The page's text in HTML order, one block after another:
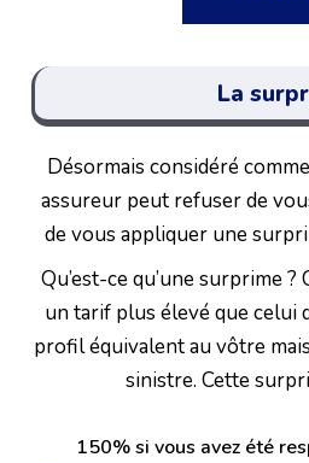
La
Désormais considéré
assureur peut refuser de
de vous appliquer une
Qu’est-ce qu’une surprime
un tarif plus élevé que celui
profil équivalent au vôtre
sinistre. Cette
150% si vous avez été